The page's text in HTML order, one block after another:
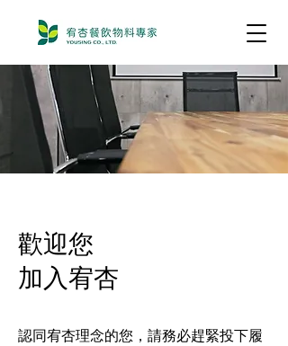
歡迎您
加入宥杏
認同宥杏理念的您，請務必趕緊投下履